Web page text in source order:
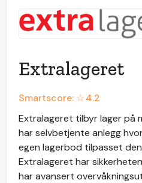
Extralageret
Smartscore: ☆4.2
Extralageret tilbyr lager på
har selvbetjente anlegg
egen lagerbod tilpasset
Extralageret har
har avansert